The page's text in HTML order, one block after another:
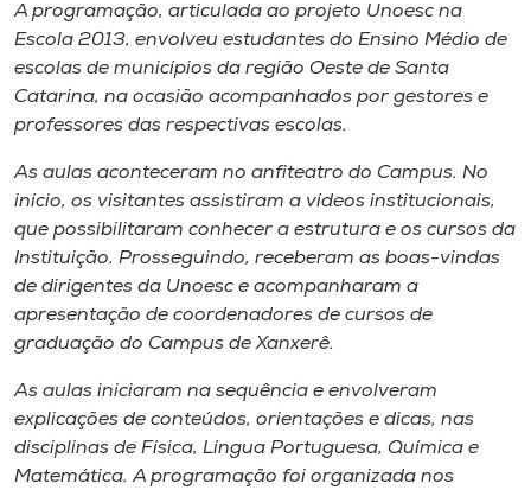
A programação, articulada ao projeto Unoesc na
Escola 2013, envolveu estudantes do Ensino Médio de
escolas de municípios da região Oeste de Santa
Catarina, na ocasião acompanhados por gestores e
professores das respectivas escolas.
As aulas aconteceram no anfiteatro do Campus. No
início, os visitantes assistiram a vídeos institucionais,
que possibilitaram conhecer a estrutura e os cursos da
Instituição. Prosseguindo, receberam as boas-vindas
de dirigentes da Unoesc e acompanharam a
apresentação de coordenadores de cursos de
graduação do Campus de Xanxerê.
As aulas iniciaram na sequência e envolveram
explicações de conteúdos, orientações e dicas, nas
disciplinas de Física, Língua Portuguesa, Química e
Matemática. A programação foi organizada nos